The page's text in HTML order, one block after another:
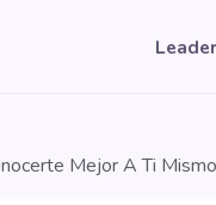
Mejor A Ti Mismo